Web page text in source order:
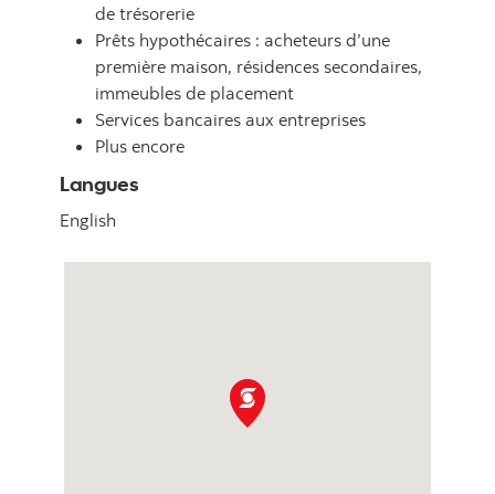
de trésorerie
Prêts hypothécaires : acheteurs d’une
première maison, résidences secondaires,
immeubles de placement
Services bancaires aux entreprises
Plus encore
Langues
English